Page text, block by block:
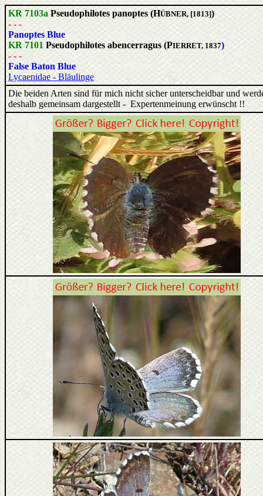
KR 7103a Pseudophilotes panoptes (HÜBNER, [1813])
- - -
Panoptes Blue
KR 7101 Pseudophilotes abencerragus (PIERRET, 1837)
- - -
False Baton Blue
Lycaenidae - Bläulinge
Die beiden Arten sind für mich nicht sicher unterscheidbar und
deshalb gemeinsam dargestellt - Expertenmeinung erwünscht !!